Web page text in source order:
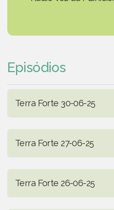
Episódios
Terra Forte 30-06-25
Terra Forte 27-06-25
Terra Forte 26-06-25